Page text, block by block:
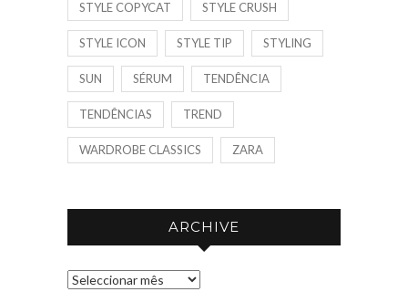
STYLE COPYCAT STYLE CRUSH
STYLE ICON STYLE TIP STYLING
SUN SÉRUM TENDÊNCIA
TENDÊNCIAS TREND
WARDROBE CLASSICS ZARA
ARCHIVE
A